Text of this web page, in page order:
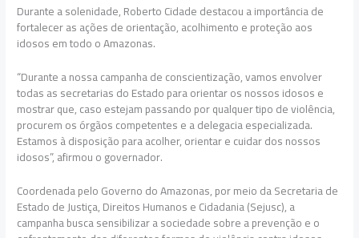
Durante a solenidade, Roberto Cidade destacou a importância de
fortalecer as ações de orientação, acolhimento e proteção aos
idosos em todo o Amazonas.
“Durante a nossa campanha de conscientização, vamos envolver
todas as secretarias do Estado para orientar os nossos idosos e
mostrar que, caso estejam passando por qualquer tipo de violência,
procurem os órgãos competentes e a delegacia especializada.
Estamos à disposição para acolher, orientar e cuidar dos nossos
idosos”, afirmou o governador.
Coordenada pelo Governo do Amazonas, por meio da Secretaria de
Estado de Justiça, Direitos Humanos e Cidadania (Sejusc), a
campanha busca sensibilizar a sociedade sobre a prevenção e o